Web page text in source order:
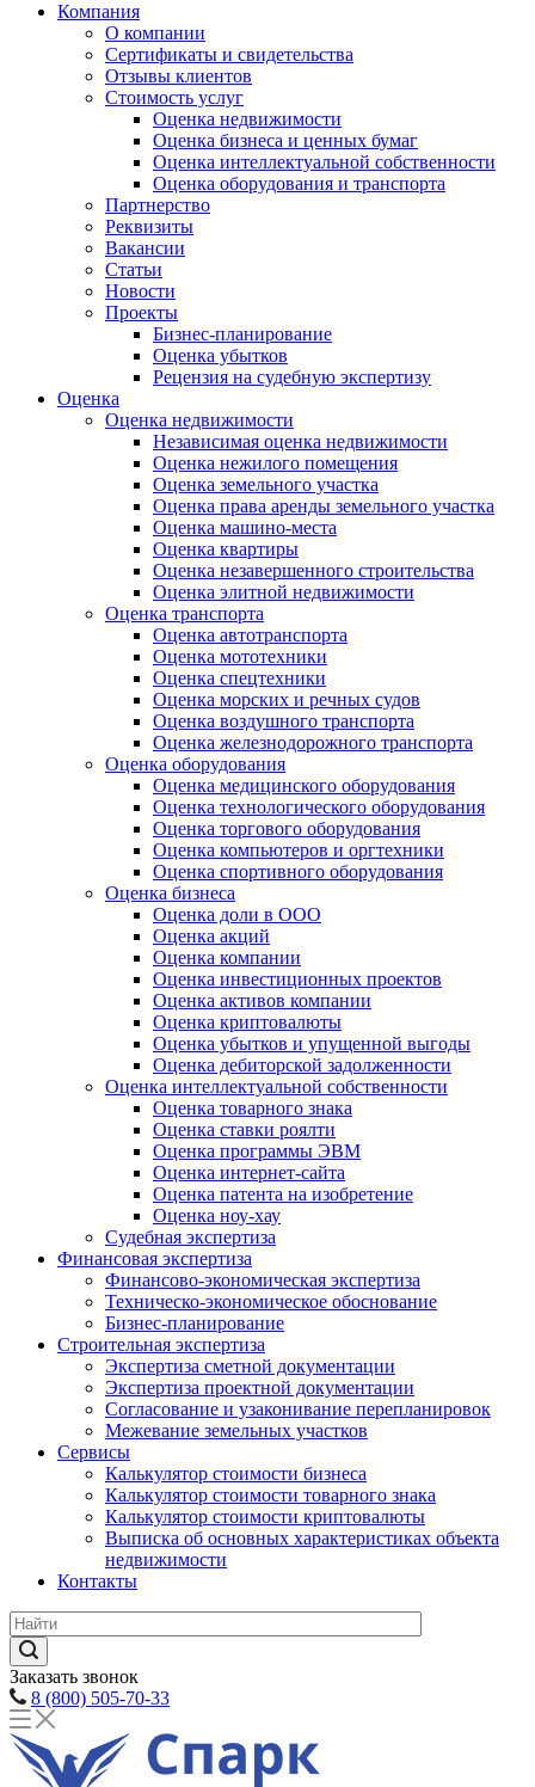
Компания
О компании
Сертификаты и свидетельства
Отзывы клиентов
Стоимость услуг
Оценка недвижимости
Оценка бизнеса и ценных бумаг
Оценка интеллектуальной собственности
Оценка оборудования и транспорта
Партнерство
Реквизиты
Вакансии
Статьи
Новости
Проекты
Бизнес-планирование
Оценка убытков
Рецензия на судебную экспертизу
Оценка
Оценка недвижимости
Независимая оценка недвижимости
Оценка нежилого помещения
Оценка земельного участка
Оценка права аренды земельного участка
Оценка машино-места
Оценка квартиры
Оценка незавершенного строительства
Оценка элитной недвижимости
Оценка транспорта
Оценка автотранспорта
Оценка мототехники
Оценка спецтехники
Оценка морских и речных судов
Оценка воздушного транспорта
Оценка железнодорожного транспорта
Оценка оборудования
Оценка медицинского оборудования
Оценка технологического оборудования
Оценка торгового оборудования
Оценка компьютеров и оргтехники
Оценка спортивного оборудования
Оценка бизнеса
Оценка доли в ООО
Оценка акций
Оценка компании
Оценка инвестиционных проектов
Оценка активов компании
Оценка криптовалюты
Оценка убытков и упущенной выгоды
Оценка дебиторской задолженности
Оценка интеллектуальной собственности
Оценка товарного знака
Оценка ставки роялти
Оценка программы ЭВМ
Оценка интернет-сайта
Оценка патента на изобретение
Оценка ноу-хау
Судебная экспертиза
Финансовая экспертиза
Финансово-экономическая экспертиза
Техническо-экономическое обоснование
Бизнес-планирование
Строительная экспертиза
Экспертиза сметной документации
Экспертиза проектной документации
Согласование и узаконивание перепланировок
Межевание земельных участков
Сервисы
Калькулятор стоимости бизнеса
Калькулятор стоимости товарного знака
Калькулятор стоимости криптовалюты
Выписка об основных характеристиках объекта
недвижимости
Контакты
Заказать звонок
8 (800) 505-70-33